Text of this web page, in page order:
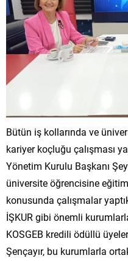
Bütün iş kollarında ve
kariyer koçluğu çalışması
Yönetim Kurulu Başkanı
üniversite öğrencisine
konusunda çalışmalar
İŞKUR gibi önemli
KOSGEB kredili ödüllü
Şençayır, bu kurumlarla